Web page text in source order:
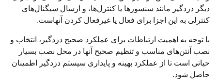
دیگر دزدگیر مانند سنسورها یا کنترل‌ها، و ارسال سیگنال‌های
کنترلی به این اجزا برای فعال یا غیرفعال کردن آنهاست.
با توجه به اهمیت ارتباطات برای عملکرد صحیح دزدگیر، انتخاب و
نصب آنتن‌های مناسب و تنظیم صحیح آنها در محل نصب بسیار
حیاتی است تا از عملکرد بهینه و پایداری سیستم دزدگیر اطمینان
حاصل شود.